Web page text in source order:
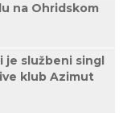
na Ohridskom
je službeni singl
klub Azimut